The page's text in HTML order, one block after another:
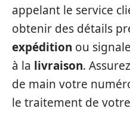
appelant le service
obtenir des détails
expédition ou
à la livraison.
de main votre
le traitement de